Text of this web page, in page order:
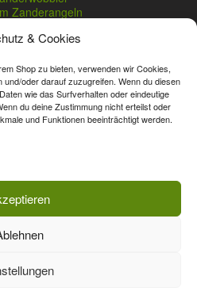
& Cookies
Shop zu bieten, verwenden wir Cookies,
oder darauf zuzugreifen. Wenn du diesen
wie das Surfverhalten oder eindeutige
du deine Zustimmung nicht erteilst oder
und Funktionen beeinträchtigt werden.
Zanderangeln
Baits
Max Angebote
Produkte
Zanderwobbler
von Angelshop Gerstner.
sein.
und A-Tec Artikel. Wert-Gutschein-